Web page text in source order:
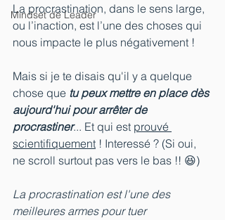
Mindset de Leader
La procrastination, dans le sens large,
ou l’inaction, est l’une des choses qui
nous impacte le plus négativement !
Mais si je te disais qu'il y a quelque
chose que tu peux mettre en place dès
aujourd'hui pour arrêter de
procrastiner... Et qui est prouvé
scientifiquement ! Interessé ? (Si oui,
ne scroll surtout pas vers le bas !! 😆)
La procrastination est l'une des
meilleures armes pour tuer